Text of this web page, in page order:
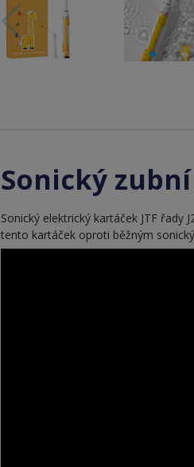
Sonický zubní
Sonický elektrický kartáček JTF
tento kartáček oproti běžným